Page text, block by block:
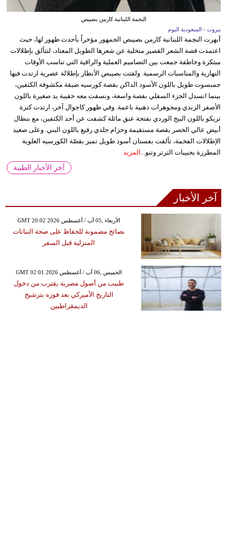
النجمة اللبنانية كارمن بصيبص
بيروت - السعودية اليوم
أبهرت النجمة اللبنانية كارمن بصيبص الجمهور مؤخراً بأحدث ظهور لها، حيث
اعتمدت قصة الشعر القصير متخلية عن شعرها الطويل المعتاد، لتتألق بإطلالات
مبتكرة وخاطفة جمعت بين التصاميم العملية والراقية التي تناسب الأوقات
النهارية والمناسبات الرسمية. ولفتت بصيبص الأنظار بإطلالة عصرية ارتدت فيها
جمبسوت طويل باللون الأسود الداكن بقصة كورسيه ضيقة مكشوفة الكتفين،
بينما انسدل الجزء السفلي بقصة واسعة، ونسقت معه حقيبة يد صغيرة باللون
الأصفر الزبدي ومجوهرات ذهبية ناعمة. وفي ظهور كاجوال آخر، ارتدت كنزة
تريكو باللون البيج الوردي بفتحة عنق مائلة كشفت عن أحد الكتفين، مع بنطال
أبيض عالي الخصر بقصة مستقيمة وحزام جلدي رفيع باللون البني. وعلى صعيد
الإطلالات الفخمة، تألقت بفستان أسود طويل تميز بقصّة الكورسيه العلوية
المطرزة بحبيبات الترتر وتنو...
المزيد
آخر الأخبار الطبية
آخر الأخبار
GMT 20:02 2026 الأربعاء ,05 آب / أغسطس
نصائح مضمونة للحفاظ على صحة النباتات
المنزلية قبل السفر
GMT 02:01 2026 الخميس ,06 آب / أغسطس
طبيب من أصول مصرية يقترب من دخول
التاريخ الأميركي بعد فوزه بترشيح
الديمقراطيين